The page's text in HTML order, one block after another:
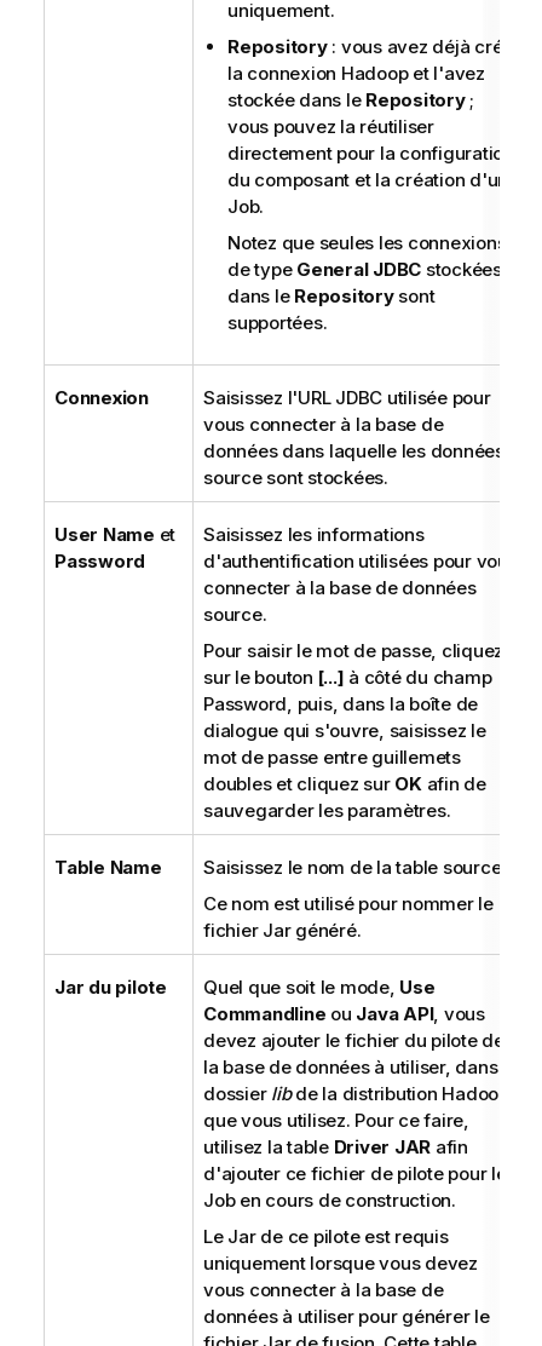
uniquement.
Repository: vous avez déjà créé
la connexion Hadoop et l'avez
stockée dans le Repository;
vous pouvez la réutiliser
directement pour la configuration
du composant et la création d'un
Job.
Notez que seules les connexions
de type General JDBC stockées
dans le Repositorysont
supportées.
Connexion
Saisissez l'URL JDBC utilisée pour
vous connecter à la base de
données dans laquelle les données
source sont stockées.
User Name et
Password
Saisissez les informations
d'authentification utilisées pour vous
connecter à la base de données
source.
Pour saisir le mot de passe, cliquez
sur le bouton [...] à côté du champ
Password, puis, dans la boîte de
dialogue qui s'ouvre, saisissez le
mot de passe entre guillemets
doubles et cliquez sur OKafin de
sauvegarder les paramètres.
Table Name
Saisissez le nom de la table source.
Ce nom est utilisé pour nommer le
fichier Jar généré.
Jar du pilote Quel que soit le mode, Use
Commandline ou Java API, vous
devez ajouter le fichier du pilote de
la base de données à utiliser, dans le
dossier libde la distribution Hadoop
que vous utilisez. Pour ce faire,
utilisez la table Driver JAR afin
d'ajouter ce fichier de pilote pour le
Job en cours de construction.
Le Jar de ce pilote est requis
uniquement lorsque vous devez
vous connecter à la base de
données à utiliser pour générer le